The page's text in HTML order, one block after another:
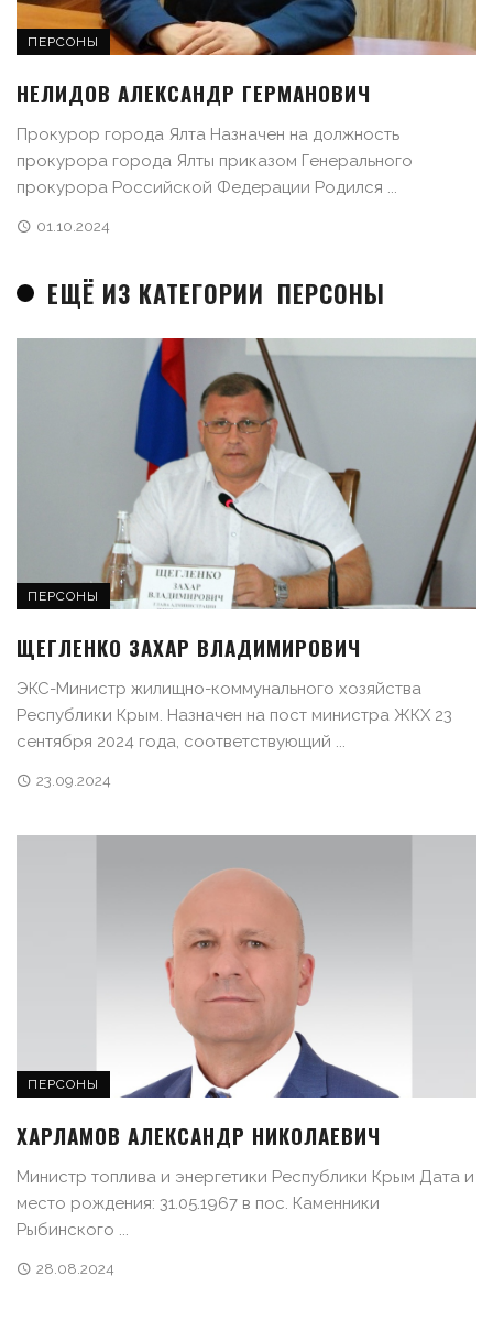
ПЕРСОНЫ
НЕЛИДОВ АЛЕКСАНДР ГЕРМАНОВИЧ
Прокурор города Ялта Назначен на должность
прокурора города Ялты приказом Генерального
прокурора Российской Федерации Родился ...
01.10.2024
ЕЩЁ ИЗ КАТЕГОРИИ ПЕРСОНЫ
ПЕРСОНЫ
ЩЕГЛЕНКО ЗАХАР ВЛАДИМИРОВИЧ
ЭКС-Министр жилищно-коммунального хозяйства
Республики Крым. Назначен на пост министра ЖКХ 23
сентября 2024 года, соответствующий ...
23.09.2024
ПЕРСОНЫ
ХАРЛАМОВ АЛЕКСАНДР НИКОЛАЕВИЧ
Министр топлива и энергетики Республики Крым Дата и
место рождения: 31.05.1967 в пос. Каменники
Рыбинского ...
28.08.2024